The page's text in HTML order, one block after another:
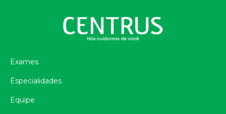
Exames
Especialidades
Equipe